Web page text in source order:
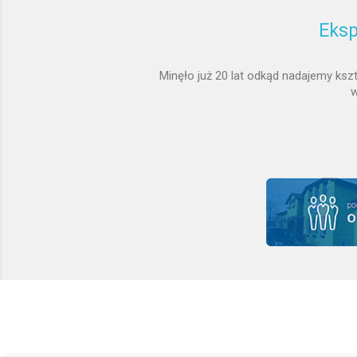
Minęło już 20 lat odkąd nadajemy